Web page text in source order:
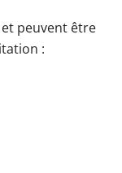
peuvent être
: